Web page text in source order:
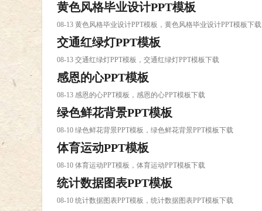
黄色风格毕业设计PPT模板
08-13 黄色风格毕业设计PPT模板，黄色风格毕业设计PPT模板下载
交通红绿灯PPT模板
08-13 交通红绿灯PPT模板，交通红绿灯PPT模板下载
感恩的心PPT模板
08-13 感恩的心PPT模板，感恩的心PPT模板下载
绿色鲜花背景PPT模板
08-10 绿色鲜花背景PPT模板，绿色鲜花背景PPT模板下载
体育运动PPT模板
08-10 体育运动PPT模板，体育运动PPT模板下载
统计数据图表PPT模板
08-10 统计数据图表PPT模板，统计数据图表PPT模板下载